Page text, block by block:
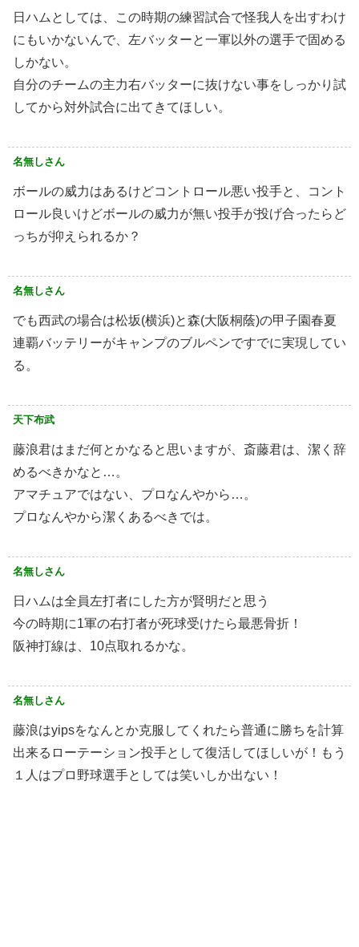
日ハムとしては、この時期の練習試合で怪我人を出すわけ
にもいかないんで、左バッターと一軍以外の選手で固める
しかない。
自分のチームの主力右バッターに抜けない事をしっかり試
してから対外試合に出てきてほしい。
名無しさん
ボールの威力はあるけどコントロール悪い投手と、コント
ロール良いけどボールの威力が無い投手が投げ合ったらど
っちが抑えられるか？
名無しさん
でも西武の場合は松坂(横浜)と森(大阪桐蔭)の甲子園春夏
連覇バッテリーがキャンプのブルペンですでに実現してい
る。
天下布武
藤浪君はまだ何とかなると思いますが、斎藤君は、潔く辞
めるべきかなと…。
アマチュアではない、プロなんやから…。
プロなんやから潔くあるべきでは。
名無しさん
日ハムは全員左打者にした方が賢明だと思う
今の時期に1軍の右打者が死球受けたら最悪骨折！
阪神打線は、10点取れるかな。
名無しさん
藤浪はyipsをなんとか克服してくれたら普通に勝ちを計算
出来るローテーション投手として復活してほしいが！もう
１人はプロ野球選手としては笑いしか出ない！